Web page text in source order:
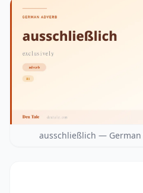
ausschließlich —